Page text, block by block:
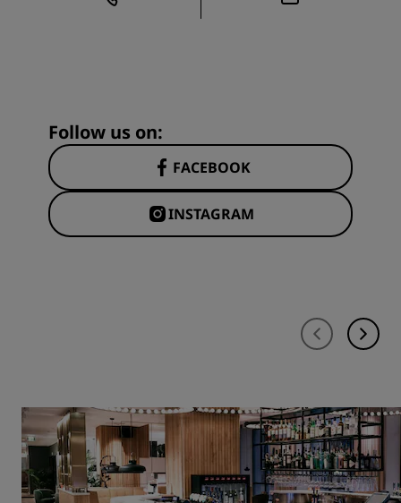
Follow us on:
FACEBOOK
INSTAGRAM